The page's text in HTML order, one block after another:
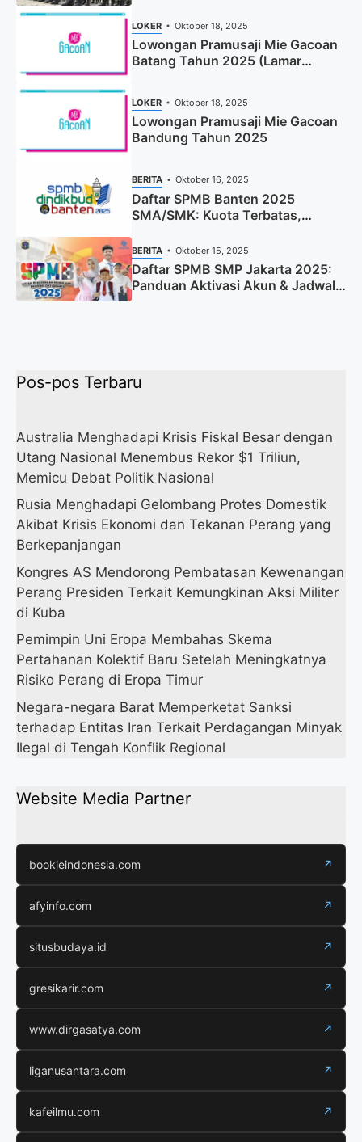
LOKER Oktober 18, 2025
Lowongan Pramusaji Mie Gacoan
Batang Tahun 2025 (Lamar
LOKER Oktober 18, 2025
Lowongan Pramusaji Mie Gacoan
Bandung Tahun 2025
BERITA Oktober 16, 2025
Daftar SPMB Banten 2025
SMA/SMK: Kuota Terbatas,
BERITA Oktober 15, 2025
Daftar SPMB SMP Jakarta 2025:
Panduan Aktivasi Akun & Jadwal
Lengkap
Pos-pos Terbaru
Australia Menghadapi Krisis Fiskal Besar dengan
Utang Nasional Menembus Rekor $1 Triliun,
Memicu Debat Politik Nasional
Rusia Menghadapi Gelombang Protes Domestik
Akibat Krisis Ekonomi dan Tekanan Perang yang
Berkepanjangan
Kongres AS Mendorong Pembatasan Kewenangan
Perang Presiden Terkait Kemungkinan Aksi Militer
di Kuba
Pemimpin Uni Eropa Membahas Skema
Pertahanan Kolektif Baru Setelah Meningkatnya
Risiko Perang di Eropa Timur
Negara-negara Barat Memperketat Sanksi
terhadap Entitas Iran Terkait Perdagangan Minyak
Ilegal di Tengah Konflik Regional
Website Media Partner
bookieindonesia.com ↗
afyinfo.com ↗
situsbudaya.id ↗
gresikarir.com ↗
www.dirgasatya.com ↗
liganusantara.com ↗
kafeilmu.com ↗